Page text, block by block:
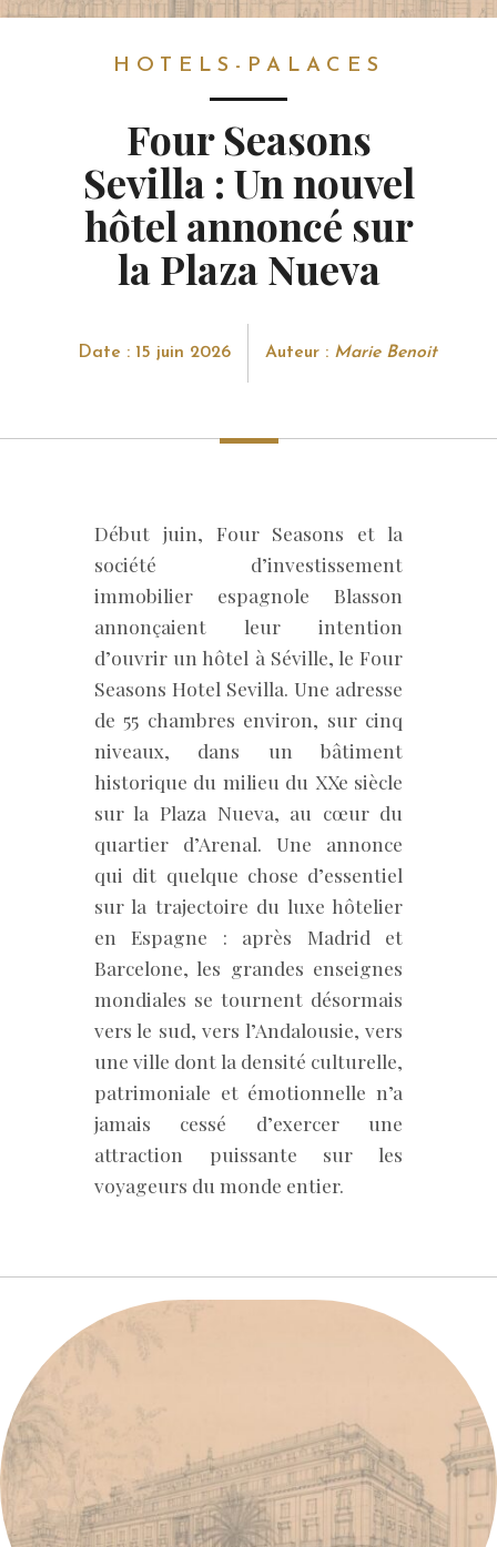
HOTELS-PALACES
Four Seasons
Sevilla : Un nouvel
hôtel annoncé sur
la Plaza Nueva
Date : 15 juin 2026 Auteur : Marie Benoit
Début juin, Four Seasons et la
société d’investissement
immobilier espagnole Blasson
annonçaient leur intention
d’ouvrir un hôtel à Séville, le Four
Seasons Hotel Sevilla. Une adresse
de 55 chambres environ, sur cinq
niveaux, dans un bâtiment
historique du milieu du XXe siècle
sur la Plaza Nueva, au cœur du
quartier d’Arenal. Une annonce
qui dit quelque chose d’essentiel
sur la trajectoire du luxe hôtelier
en Espagne : après Madrid et
Barcelone, les grandes enseignes
mondiales se tournent désormais
vers le sud, vers l’Andalousie, vers
une ville dont la densité culturelle,
patrimoniale et émotionnelle n’a
jamais cessé d’exercer une
attraction puissante sur les
voyageurs du monde entier.